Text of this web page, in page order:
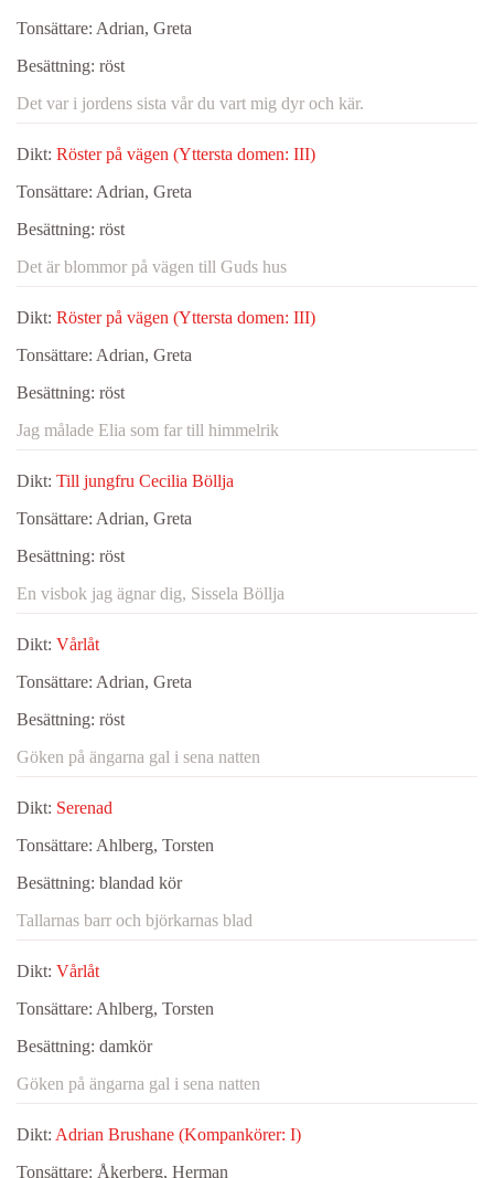
Tonsättare: Adrian, Greta
Besättning: röst
Det var i jordens sista vår du vart mig dyr och kär.
Dikt: Röster på vägen (Yttersta domen: III)
Tonsättare: Adrian, Greta
Besättning: röst
Det är blommor på vägen till Guds hus
Dikt: Röster på vägen (Yttersta domen: III)
Tonsättare: Adrian, Greta
Besättning: röst
Jag målade Elia som far till himmelrik
Dikt: Till jungfru Cecilia Böllja
Tonsättare: Adrian, Greta
Besättning: röst
En visbok jag ägnar dig, Sissela Böllja
Dikt: Vårlåt
Tonsättare: Adrian, Greta
Besättning: röst
Göken på ängarna gal i sena natten
Dikt: Serenad
Tonsättare: Ahlberg, Torsten
Besättning: blandad kör
Tallarnas barr och björkarnas blad
Dikt: Vårlåt
Tonsättare: Ahlberg, Torsten
Besättning: damkör
Göken på ängarna gal i sena natten
Dikt: Adrian Brushane (Kompankörer: I)
Tonsättare: Åkerberg, Herman